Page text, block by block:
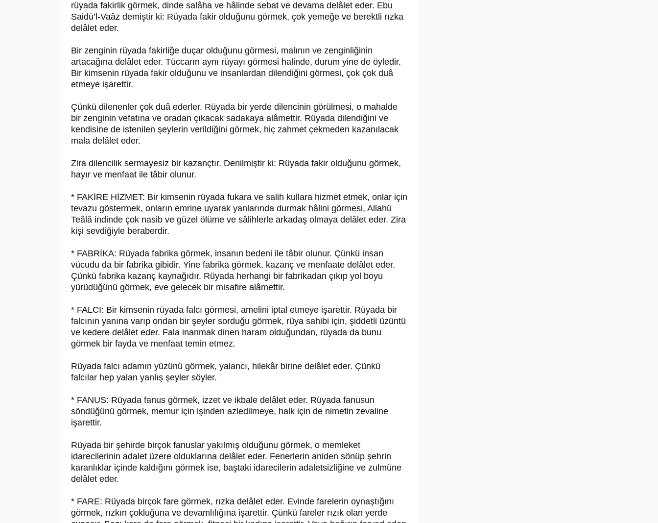
rüyada fakirlik görmek, dinde salâha ve hâlinde sebat ve devama delâlet eder. Ebu
Saidü’l-Vaâz demiştir ki: Rüyada fakir olduğunu görmek, çok yemeğe ve berektli rızka
delâlet eder.
Bir zenginin rüyada fakirliğe duçar olduğunu görmesi, malının ve zenginliğinin
artacağına delâlet eder. Tüccarın aynı rüyayı görmesi halinde, durum yine de öyledir.
Bir kimsenin rüyada fakir olduğunu ve insanlardan dilendiğini görmesi, çok çok duâ
etmeye işarettir.
Çünkü dilenenler çok duâ ederler. Rüyada bir yerde dilencinin görülmesi, o mahalde
bir zenginin vefatına ve oradan çıkacak sadakaya alâmettir. Rüyada dilendiğini ve
kendisine de istenilen şeylerin verildiğini görmek, hiç zahmet çekmeden kazanılacak
mala delâlet eder.
Zira dilencilik sermayesiz bir kazançtır. Denilmiştir ki: Rüyada fakir olduğunu görmek,
hayır ve menfaat ile tâbir olunur.
* FAKİRE HİZMET: Bir kimsenin rüyada fukara ve salih kullara hizmet etmek, onlar için
tevazu göstermek, onların emrine uyarak yanlarında durmak hâlini görmesi, Allahü
Teâlâ indinde çok nasib ve güzel ölüme ve sâlihlerle arkadaş olmaya delâlet eder. Zira
kişi sevdiğiyle beraberdir.
* FABRİKA: Rüyada fabrika görmek, insanın bedeni ile tâbir olunur. Çünkü insan
vücudu da bir fabrika gibidir. Yine fabrika görmek, kazanç ve menfaate delâlet eder.
Çünkü fabrika kazanç kaynağıdır. Rüyada herhangi bir fabrikadan çıkıp yol boyu
yürüdüğünü görmek, eve gelecek bir misafire alâmettir.
* FALCI: Bir kimsenin rüyada falcı görmesi, amelini iptal etmeye işarettir. Rüyada bir
falcının yanına varıp ondan bir şeyler sorduğu görmek, rüya sahibi için, şiddetli üzüntü
ve kedere delâlet eder. Fala inanmak dinen haram olduğundan, rüyada da bunu
görmek bir fayda ve menfaat temin etmez.
Rüyada falcı adamın yüzünü görmek, yalancı, hilekâr birine delâlet eder. Çünkü
falcılar hep yalan yanlış şeyler söyler.
* FANUS: Rüyada fanus görmek, izzet ve ikbale delâlet eder. Rüyada fanusun
söndüğünü görmek, memur için işinden azledilmeye, halk için de nimetin zevaline
işarettir.
Rüyada bir şehirde birçok fanuslar yakılmış olduğunu görmek, o memleket
idarecilerinin adalet üzere olduklarına delâlet eder. Fenerlerin aniden sönüp şehrin
karanlıklar içinde kaldığını görmek ise, baştaki idarecilerin adaletsizliğine ve zulmüne
delâlet eder.
* FARE: Rüyada birçok fare görmek, rızka delâlet eder. Evinde farelerin oynaştığını
görmek, rızkın çokluğuna ve devamlılığına işarettir. Çünkü fareler rızık olan yerde